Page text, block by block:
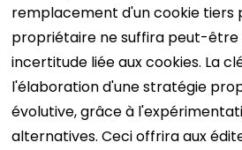
remplacement d'un cookie tiers
propriétaire ne suffira peut-être
incertitude liée aux cookies. La
l'élaboration d'une stratégie
évolutive, grâce à
alternatives. Ceci offrira aux